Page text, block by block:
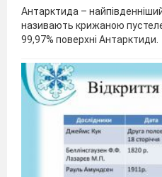
Антарктида –
називають крижаною
99,97% поверхні Антарктиди.